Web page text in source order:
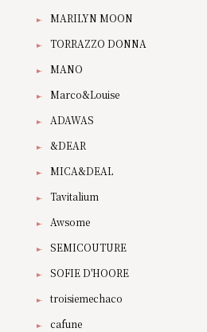
MARILYN MOON
TORRAZZO DONNA
MANO
Marco&Louise
ADAWAS
&DEAR
MICA&DEAL
Tavitalium
Awsome
SEMICOUTURE
SOFIE D'HOORE
troisiemechaco
cafune